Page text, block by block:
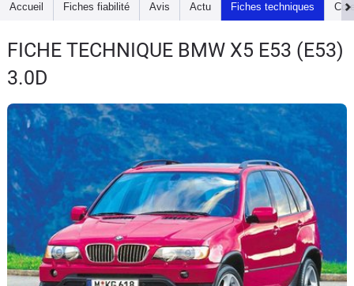
Essais
Guide
d'achat
Electriques
Utilitaires
Flottes
Auto
Accueil Fiches fiabilité Avis Actu Fiches techniques
FICHE TECHNIQUE BMW X5 E53 (E53)
3.0D